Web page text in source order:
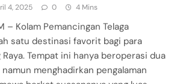
4, 2025 0 4 Mins
– Kolam Pemancingan Telaga
satu destinasi favorit bagi para
Tempat ini hanya beroperasi dua
menghadirkan pengalaman